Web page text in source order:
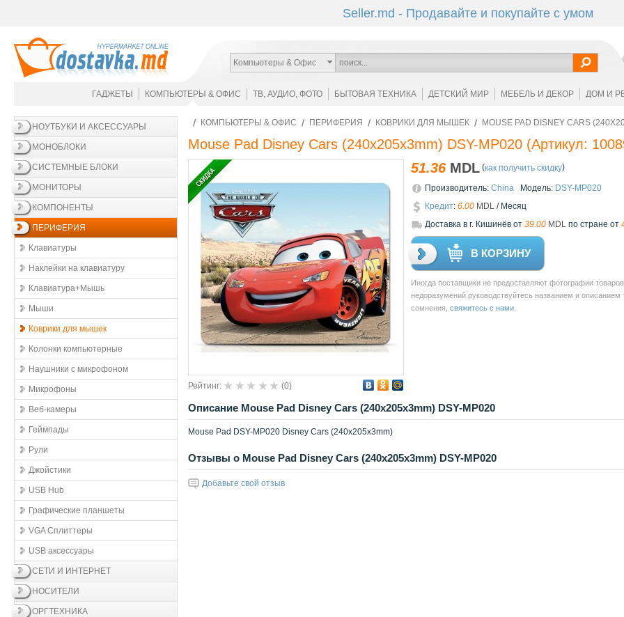
Seller.md - Продавайте и покупайте с умом
Компьютеры & Офис
ГАДЖЕТЫ КОМПЬЮТЕРЫ & ОФИС ТВ, АУДИО, ФОТО БЫТОВАЯ ТЕХНИКА ДЕТСКИЙ МИР МЕБЕЛЬ И ДЕКОР ДОМ И
НОУТБУКИ И АКСЕССУАРЫ
МОНОБЛОКИ
СИСТЕМНЫЕ БЛОКИ
МОНИТОРЫ
КОМПОНЕНТЫ
ПЕРИФЕРИЯ
Клавиатуры
Наклейки на клавиатуру
Клавиатура+Мышь
Мыши
Коврики для мышек
Колонки компьютерные
Наушники с микрофоном
Микрофоны
Веб-камеры
Геймпады
Рули
Джойстики
USB Hub
Графические планшеты
VGA Сплиттеры
USB аксессуары
СЕТИ И ИНТЕРНЕТ
НОСИТЕЛИ
ОРГТЕХНИКА
КОМПЬЮТЕРЫ & ОФИС ПЕРИФЕРИЯ КОВРИКИ ДЛЯ МЫШЕК MOUSE PAD DISNEY CARS
Mouse Pad Disney Cars (240x205x3mm) DSY-MP020 (Артикул:
Рейтинг: (0)
51.36 MDL (как получить скидку)
Производитель: China Модель: DSY-MP020
Кредит: 6.00 MDL / Месяц
Доставкa в г. Кишинёв от 39.00 MDL по стране от
В КОРЗИНУ
Иногда поставщики не предоставляют фотографии
недоразумений руководствуйтесь названием и описанием
сомнения, свяжитесь с нами
Описание Mouse Pad Disney Cars (240x205x3mm) DSY-MP020
Mouse Pad DSY-MP020 Disney Cars (240x205x3mm)
Отзывы о Mouse Pad Disney Cars (240x205x3mm) DSY-MP020
Добавьте свой отзыв